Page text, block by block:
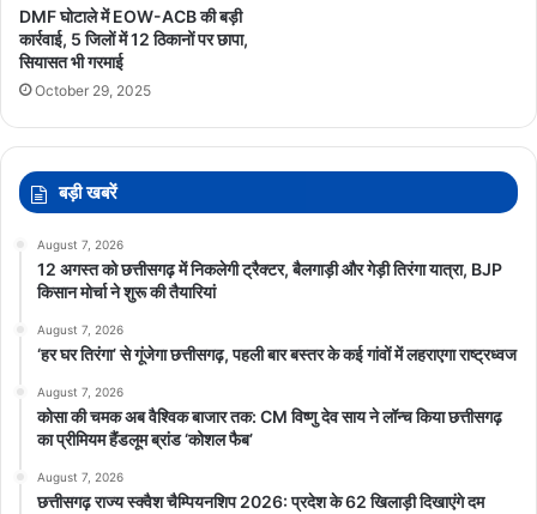
DMF घोटाले में EOW-ACB की बड़ी
कार्रवाई, 5 जिलों में 12 ठिकानों पर छापा,
सियासत भी गरमाई
October 29, 2025
बड़ी खबरें
August 7, 2026
12 अगस्त को छत्तीसगढ़ में निकलेगी ट्रैक्टर, बैलगाड़ी और गेड़ी तिरंगा यात्रा, BJP
किसान मोर्चा ने शुरू की तैयारियां
August 7, 2026
‘हर घर तिरंगा’ से गूंजेगा छत्तीसगढ़, पहली बार बस्तर के कई गांवों में लहराएगा राष्ट्रध्वज
August 7, 2026
कोसा की चमक अब वैश्विक बाजार तक: CM विष्णु देव साय ने लॉन्च किया छत्तीसगढ़
का प्रीमियम हैंडलूम ब्रांड ‘कोशल फैब’
August 7, 2026
छत्तीसगढ़ राज्य स्क्वैश चैम्पियनशिप 2026: प्रदेश के 62 खिलाड़ी दिखाएंगे दम